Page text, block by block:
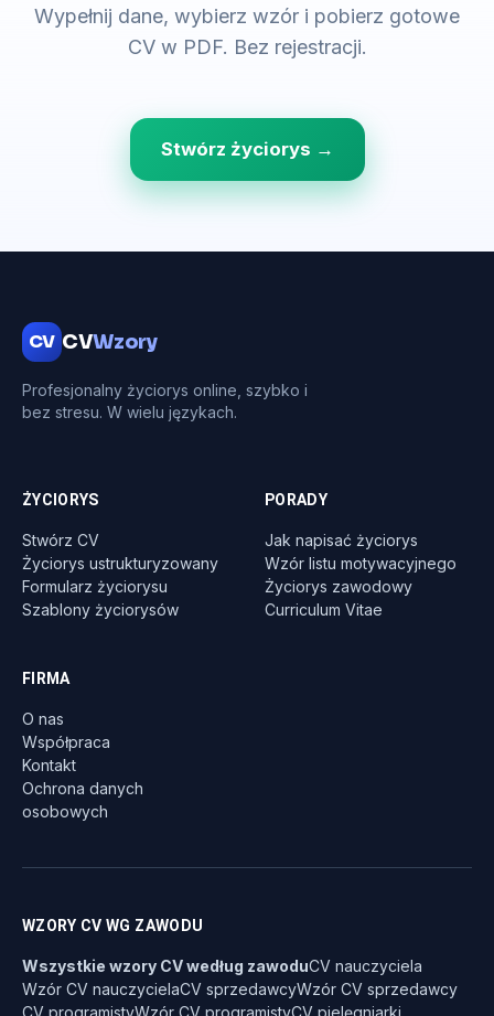
Wypełnij dane, wybierz wzór i pobierz gotowe
CV w PDF. Bez rejestracji.
Stwórz życiorys →
CV CVWzory
Profesjonalny życiorys online, szybko i
bez stresu. W wielu językach.
ŻYCIORYS
Stwórz CV
Życiorys ustrukturyzowany
Formularz życiorysu
Szablony życiorysów
PORADY
Jak napisać życiorys
Wzór listu motywacyjnego
Życiorys zawodowy
Curriculum Vitae
FIRMA
O nas
Współpraca
Kontakt
Ochrona danych
osobowych
WZORY CV WG ZAWODU
Wszystkie wzory CV według zawoduCV nauczyciela
Wzór CV nauczycielaCV sprzedawcyWzór CV sprzedawcy
CV programistyWzór CV programistyCV pielęgniarki